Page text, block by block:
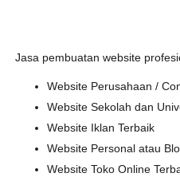
Jasa pembuatan website
Website Perusahaan /
Website Sekolah dan
Website Iklan Terbaik
Website Personal atau
Website Toko Online